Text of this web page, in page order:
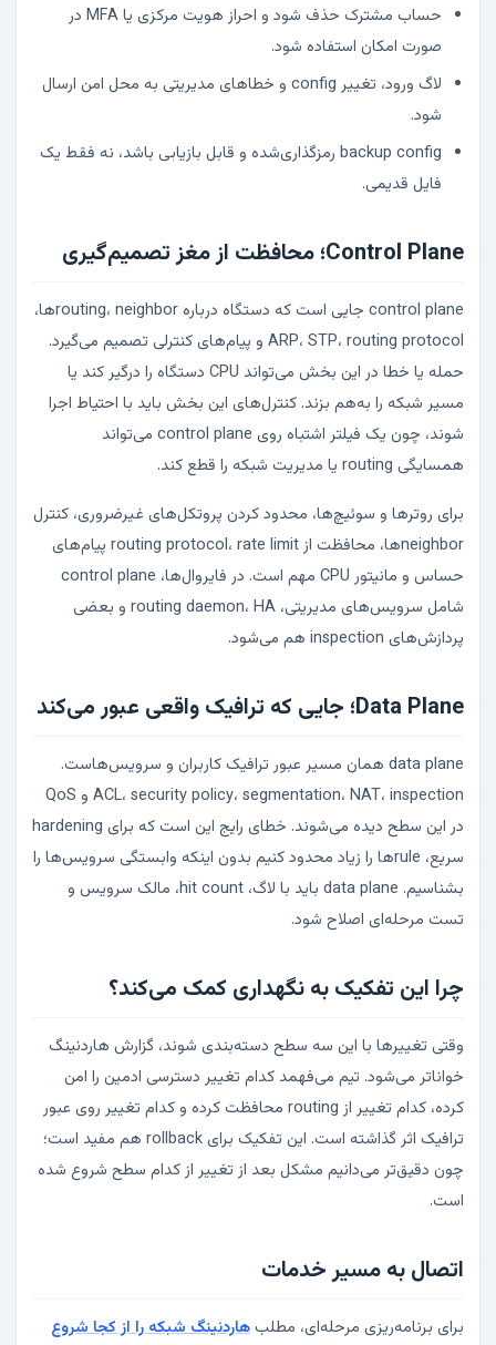
حساب مشترک حذف شود و احراز هویت مرکزی یا MFA در
صورت امکان استفاده شود.
لاگ ورود، تغییر config و خطاهای مدیریتی به محل امن ارسال
شود.
backup config رمزگذاری‌شده و قابل بازیابی باشد، نه فقط یک
فایل قدیمی.
Control Plane؛ محافظت از مغز تصمیم‌گیری
control plane جایی است که دستگاه درباره routing، neighborها،
ARP، STP، routing protocol و پیام‌های کنترلی تصمیم می‌گیرد.
حمله یا خطا در این بخش می‌تواند CPU دستگاه را درگیر کند یا
مسیر شبکه را به‌هم بزند. کنترل‌های این بخش باید با احتیاط اجرا
شوند، چون یک فیلتر اشتباه روی control plane می‌تواند
همسایگی routing یا مدیریت شبکه را قطع کند.
برای روترها و سوئیچ‌ها، محدود کردن پروتکل‌های غیرضروری، کنترل
neighborها، محافظت از routing protocol، rate limit پیام‌های
حساس و مانیتور CPU مهم است. در فایروال‌ها، control plane
شامل سرویس‌های مدیریتی، routing daemon، HA و بعضی
پردازش‌های inspection هم می‌شود.
Data Plane؛ جایی که ترافیک واقعی عبور می‌کند
data plane همان مسیر عبور ترافیک کاربران و سرویس‌هاست.
ACL، security policy، segmentation، NAT، inspection و QoS
در این سطح دیده می‌شوند. خطای رایج این است که برای hardening
سریع، ruleها را زیاد محدود کنیم بدون اینکه وابستگی سرویس‌ها را
بشناسیم. data plane باید با لاگ، hit count، مالک سرویس و
تست مرحله‌ای اصلاح شود.
چرا این تفکیک به نگهداری کمک می‌کند؟
وقتی تغییرها با این سه سطح دسته‌بندی شوند، گزارش هاردنینگ
خواناتر می‌شود. تیم می‌فهمد کدام تغییر دسترسی ادمین را امن
کرده، کدام تغییر از routing محافظت کرده و کدام تغییر روی عبور
ترافیک اثر گذاشته است. این تفکیک برای rollback هم مفید است؛
چون دقیق‌تر می‌دانیم مشکل بعد از تغییر از کدام سطح شروع شده
است.
اتصال به مسیر خدمات
برای برنامه‌ریزی مرحله‌ای، مطلبهاردنینگ شبکه را از کجا شروع